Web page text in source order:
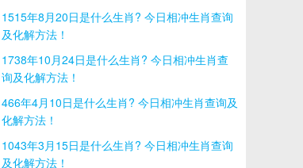
1515年8月20日是什么生肖? 今日相冲生肖查询
及化解方法！
1738年10月24日是什么生肖? 今日相冲生肖查
询及化解方法！
466年4月10日是什么生肖? 今日相冲生肖查询及
化解方法！
1043年3月15日是什么生肖? 今日相冲生肖查询
及化解方法！